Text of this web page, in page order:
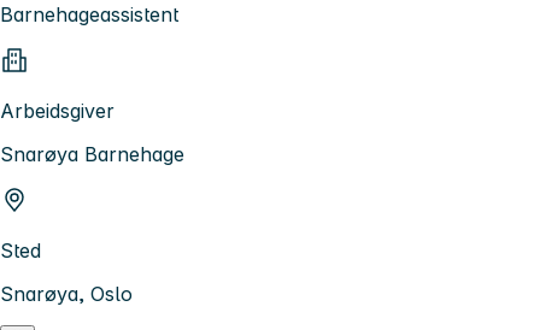
Barnehageassistent
Arbeidsgiver
Snarøya Barnehage
Sted
Snarøya, Oslo